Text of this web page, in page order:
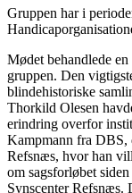
Gruppen har i
Mødet behandlede
gruppen. Den
blindehistoriske
Thorkild Olesen
erindring overfor
Kampmann fra DBS,
Refsnæs, hvor han
om sagsforløbet
Synscenter Refsnæs.